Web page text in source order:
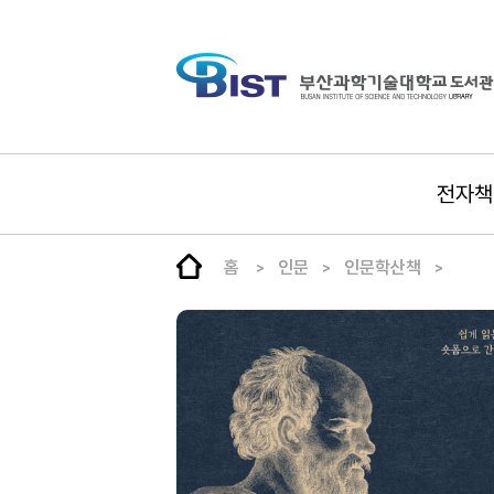
전자책
홈 인문 인문학산책